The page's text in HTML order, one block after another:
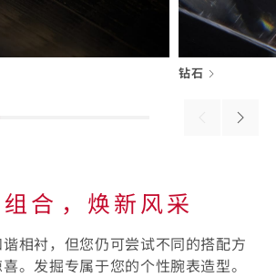
PreviousNext
钻石
合⁠，焕新风采
相衬，但您仍可尝试不同的搭配方
。发掘专属于您的个性腕表造型。